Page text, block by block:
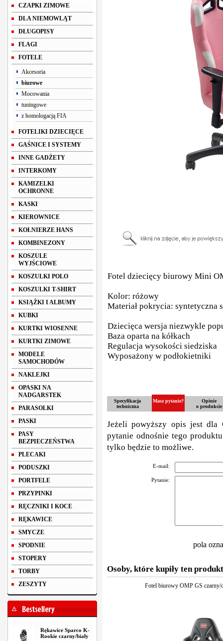
CZAPKI ZIMOWE
DLA NIEMOWLĄT
DŁUGOPISY
FLAGI
FOTELE
Akcesoria
biurowe
Mocowania
tuningowe
z homologacją FIA
FOTELIKI DZIECIĘCE
GAŚNICE I SYSTEMY
INNE GADŻETY
INTERKOMY
KAMIZELKI
OCHRONNE
KASKI
KIEROWNICE
KOŁNIERZE HANS
KOMBINEZONY
KOSZULE
WYJŚCIOWE
KOSZULKI POLO
KOSZULKI T-SHIRT
KSIĄŻKI I ALBUMY
KUBKI
KURTKI WIOSENNE
KURTKI ZIMOWE
MODELE
SAMOCHODÓW
NAKLEJKI
OPASKI NA
NADGARSTEK
PARASOLKI
PASKI
PASY
BEZPIECZEŃSTWA
PLECAKI
PODUSZKI
PORTFELE
PRZYPINKI
RĘCZNIKI I KOCE
RĘKAWICE
SMYCZE
SPODNIE
STOPERY
TORBY
ZESZYTY
Rękawice Sparco K-
Rookie czarny/biały
Fotel dziecięcy biurowy Mini
Kolor: różowy
Materiał pokrycia: syntetyczna
Dziecięca wersja niezwykle
Baza oparta na kółkach
Regulacja wysokości siedziska
Wyposażony w podłokietniki
Specyfikacja
techniczna
Masz pytanie?
Opinie
o produkcie
Jeżeli powyższy opis jest dla
pytanie odnośnie tego
tylko będzie to możliwe.
E-mail:
Pytanie:
pola
Osoby, które kupiły ten
Fotel biurowy OMP GS czarny/